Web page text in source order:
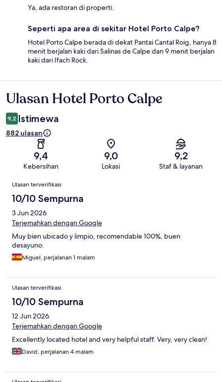
Ya, ada restoran di properti.
Seperti apa area di sekitar Hotel Porto Calpe?
Hotel Porto Calpe berada di dekat Pantai Cantal Roig, hanya 8
menit berjalan kaki dari Salinas de Calpe dan 9 menit berjalan
kaki dari Ifach Rock.
Ulasan
Ulasan Hotel Porto Calpe
9,2 Istimewa
882 ulasan
9,4
Kebersihan
9,0
Lokasi
9,2
Staf & layanan
Ulasan
Ulasan terverifikasi
10/10 Sempurna
3 Jun 2026
Terjemahkan dengan Google
Muy bien ubicado y limpio, recomendable 100%, buen
desayuno.
Miguel, perjalanan 1 malam
Ulasan terverifikasi
10/10 Sempurna
12 Jun 2026
Terjemahkan dengan Google
Excellently located hotel and very helpful staff. Very, very clean!
David, perjalanan 4 malam